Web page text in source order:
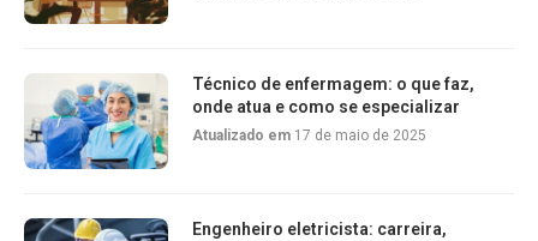
Técnico de enfermagem: o que faz,
onde atua e como se especializar
Atualizado em 17 de maio de 2025
Engenheiro eletricista: carreira,